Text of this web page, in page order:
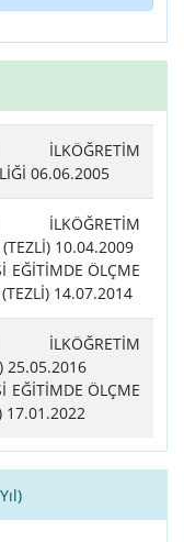
İLKÖĞRETİM
06.06.2005
İLKÖĞRETİM
10.04.2009
EĞİTİMDE ÖLÇME
(TEZLİ) 14.07.2014
İLKÖĞRETİM
25.05.2016
EĞİTİMDE ÖLÇME
17.01.2022